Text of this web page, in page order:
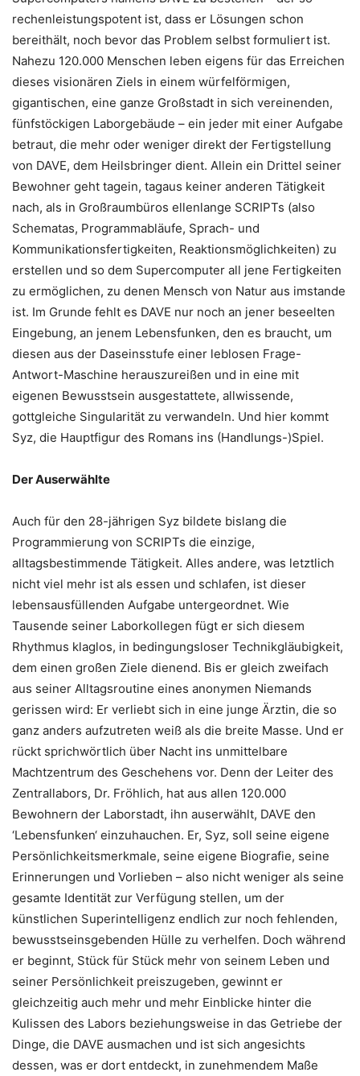
rechenleistungspotent ist, dass er Lösungen schon
bereithält, noch bevor das Problem selbst formuliert ist.
Nahezu 120.000 Menschen leben eigens für das Erreichen
dieses visionären Ziels in einem würfelförmigen,
gigantischen, eine ganze Großstadt in sich vereinenden,
fünfstöckigen Laborgebäude – ein jeder mit einer Aufgabe
betraut, die mehr oder weniger direkt der Fertigstellung
von DAVE, dem Heilsbringer dient. Allein ein Drittel seiner
Bewohner geht tagein, tagaus keiner anderen Tätigkeit
nach, als in Großraumbüros ellenlange SCRIPTs (also
Schematas, Programmabläufe, Sprach- und
Kommunikationsfertigkeiten, Reaktionsmöglichkeiten) zu
erstellen und so dem Supercomputer all jene Fertigkeiten
zu ermöglichen, zu denen Mensch von Natur aus imstande
ist. Im Grunde fehlt es DAVE nur noch an jener beseelten
Eingebung, an jenem Lebensfunken, den es braucht, um
diesen aus der Daseinsstufe einer leblosen Frage-
Antwort-Maschine herauszureißen und in eine mit
eigenen Bewusstsein ausgestattete, allwissende,
gottgleiche Singularität zu verwandeln. Und hier kommt
Syz, die Hauptfigur des Romans ins (Handlungs-)Spiel.
Der Auserwählte
Auch für den 28-jährigen Syz bildete bislang die
Programmierung von SCRIPTs die einzige,
alltagsbestimmende Tätigkeit. Alles andere, was letztlich
nicht viel mehr ist als essen und schlafen, ist dieser
lebensausfüllenden Aufgabe untergeordnet. Wie
Tausende seiner Laborkollegen fügt er sich diesem
Rhythmus klaglos, in bedingungsloser Technikgläubigkeit,
dem einen großen Ziele dienend. Bis er gleich zweifach
aus seiner Alltagsroutine eines anonymen Niemands
gerissen wird: Er verliebt sich in eine junge Ärztin, die so
ganz anders aufzutreten weiß als die breite Masse. Und er
rückt sprichwörtlich über Nacht ins unmittelbare
Machtzentrum des Geschehens vor. Denn der Leiter des
Zentrallabors, Dr. Fröhlich, hat aus allen 120.000
Bewohnern der Laborstadt, ihn auserwählt, DAVE den
‘Lebensfunken‘ einzuhauchen. Er, Syz, soll seine eigene
Persönlichkeitsmerkmale, seine eigene Biografie, seine
Erinnerungen und Vorlieben – also nicht weniger als seine
gesamte Identität zur Verfügung stellen, um der
künstlichen Superintelligenz endlich zur noch fehlenden,
bewusstseinsgebenden Hülle zu verhelfen. Doch während
er beginnt, Stück für Stück mehr von seinem Leben und
seiner Persönlichkeit preiszugeben, gewinnt er
gleichzeitig auch mehr und mehr Einblicke hinter die
Kulissen des Labors beziehungsweise in das Getriebe der
Dinge, die DAVE ausmachen und ist sich angesichts
dessen, was er dort entdeckt, in zunehmendem Maße